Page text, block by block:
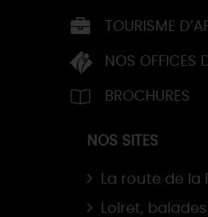
TOURISME
NOS OFFICES
BROCHURES
NOS SITES
La route de la
Loiret,